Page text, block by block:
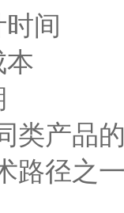
间
本
类产品
路径之